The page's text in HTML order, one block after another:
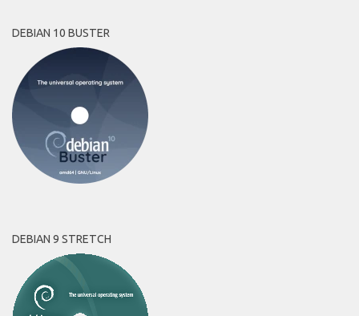
DEBIAN 10 BUSTER
DEBIAN 9 STRETCH